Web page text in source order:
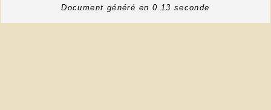
Document généré en 0.13 seconde